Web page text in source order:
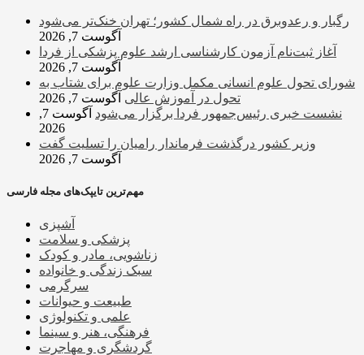
رگبار و رعدوبرق در راه شمال کشور؛ تهران خنک‌تر می‌شود
آگوست 7, 2026
آغاز ثبت‌نام‌ آزمون کارشناسی ارشد علوم پزشکی از فردا
آگوست 7, 2026
شورای تحول علوم انسانی مکمل وزارت علوم برای شتاب به
تحول در آموزش عالی آگوست 7, 2026
نشست خبری رئیس‌جمهور فردا برگزار می‌شود
آگوست 7,
2026
وزیر کشور درگذشت فرماندار رامیان را تسلیت گفت
آگوست 7, 2026
مهم‌ترین تایپک‌های مجله فارسی
آشپزی
پزشکی و سلامت
زناشویی، مادر و کودک
سبک زندگی و خانواده
سرگرمی
طبیعت و حیوانات
علمی و تکنولوژی
فرهنگی، هنر و سینما
گردشگری و مهاجرت